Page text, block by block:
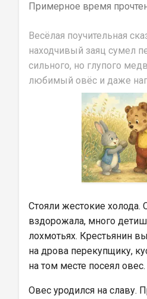
Примерное время
Весёлая поучительная
находчивый заяц сумел
сильного, но глупого
любимый овёс и даже
Стояли жестокие холода.
вздорожала, много
лохмотьях. Крестьянин
на дрова перекупщику,
на том месте посеял овес.
Овес уродился на славу.